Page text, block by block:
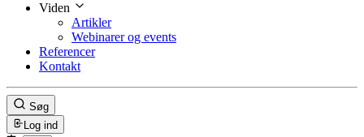
Viden
Artikler
Webinarer og events
Referencer
Kontakt
Søg
Log ind